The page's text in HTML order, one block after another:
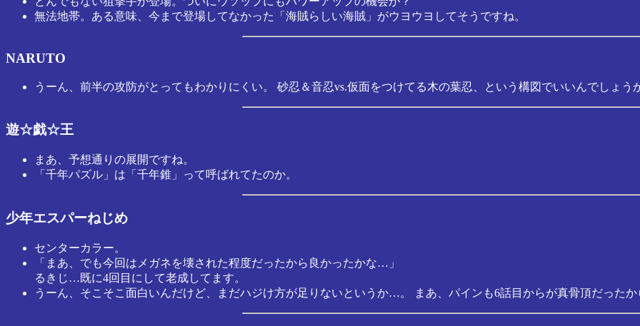
無法地帯。ある意味、今まで登場してなかった「海賊らしい海賊」がウヨウヨしてそうですね。
NARUTO
うーん、前半の攻防がとってもわかりにくい。 砂忍＆音忍vs.仮面をつけてる木の葉忍、という構図でいいんでしょう
遊☆戯☆王
まあ、予想通りの展開ですね。
「千年パズル」は「千年錐」って呼ばれてたのか。
少年エスパーねじめ
センターカラー。
「まあ、でも今回はメガネを壊された程度だったから良かったかな…」
るきじ…既に4回目にして老成してます。
うーん、そこそこ面白いんだけど、まだハジけ方が足りないというか…。 まあ、パインも6話目からが真骨頂だったか